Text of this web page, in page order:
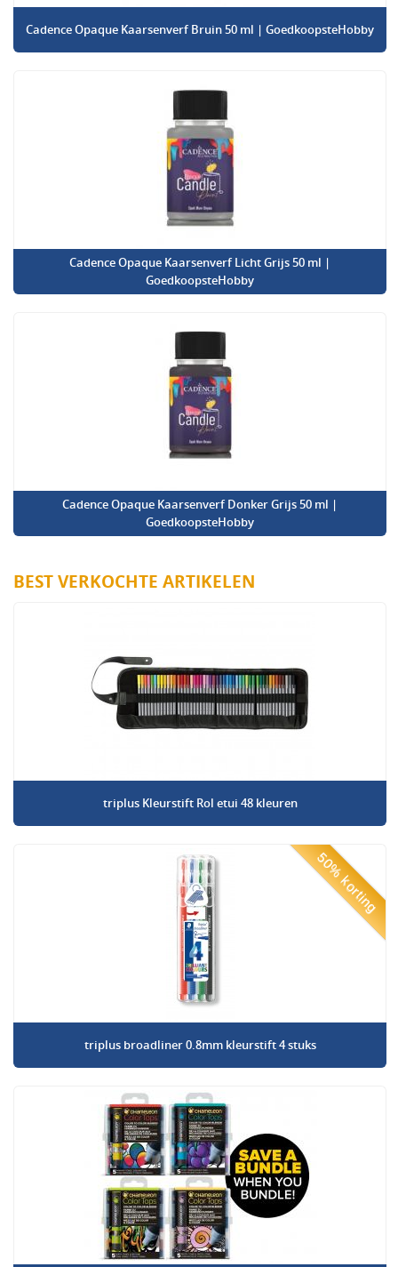
Cadence Opaque Kaarsenverf Bruin 50 ml | GoedkoopsteHobby
Cadence Opaque Kaarsenverf Licht Grijs 50 ml |
GoedkoopsteHobby
Cadence Opaque Kaarsenverf Donker Grijs 50 ml |
GoedkoopsteHobby
BEST VERKOCHTE ARTIKELEN
triplus Kleurstift Rol etui 48 kleuren
50% korting
triplus broadliner 0.8mm kleurstift 4 stuks